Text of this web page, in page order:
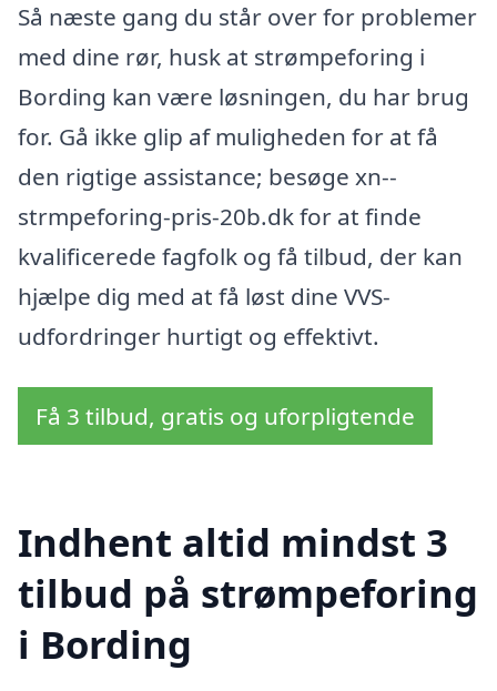
Så næste gang du står over for problemer
med dine rør, husk at strømpeforing i
Bording kan være løsningen, du har brug
for. Gå ikke glip af muligheden for at få
den rigtige assistance; besøge xn--
strmpeforing-pris-20b.dk for at finde
kvalificerede fagfolk og få tilbud, der kan
hjælpe dig med at få løst dine VVS-
udfordringer hurtigt og effektivt.
Få 3 tilbud, gratis og uforpligtende
Indhent altid mindst 3
tilbud på strømpeforing
i Bording